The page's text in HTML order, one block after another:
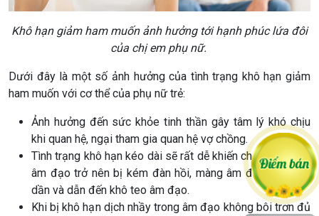
Khô hạn giảm ham muốn ảnh hưởng tới hạnh phúc lứa đôi
của chị em phụ nữ.
Dưới đây là một số ảnh hưởng của tình trạng khô hạn giảm
ham muốn với cơ thể của phụ nữ trẻ:
Ảnh hưởng đến sức khỏe tinh thần gây tâm lý khó chịu
khi quan hệ, ngại tham gia quan hệ vợ chồng.
Tình trạng khô hạn kéo dài sẽ rất dễ khiến cho niêm mạc
âm đạo trở nên bị kém đàn hồi, màng âm đạo bị mỏng
dần và dẫn đến khô teo âm đạo.
Khi bị khô hạn dịch nhầy trong âm đạo không bôi trơn đủ